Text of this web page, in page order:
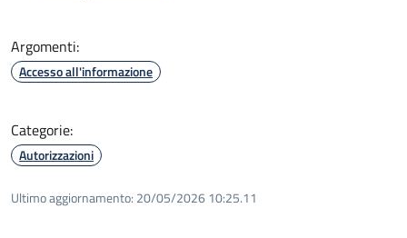
Argomenti:
Accesso all'informazione
Categorie:
Autorizzazioni
Ultimo aggiornamento: 20/05/2026 10:25.11